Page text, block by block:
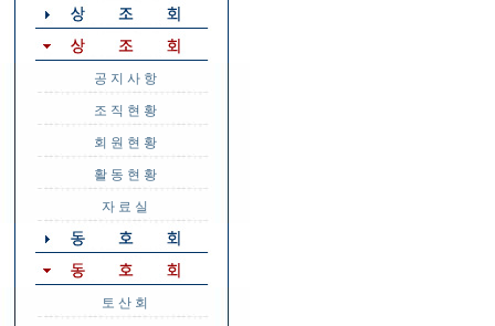
공 지 사 항
조 직 현 황
회 원 현 황
활 동 현 황
자 료 실
토 산 회